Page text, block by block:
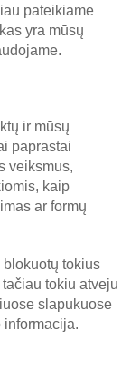
pateikiame
yra mūsų
ir mūsų
paprastai
veiksmus,
kaip
ar formų
tokius
tokiu atveju
slapukuose